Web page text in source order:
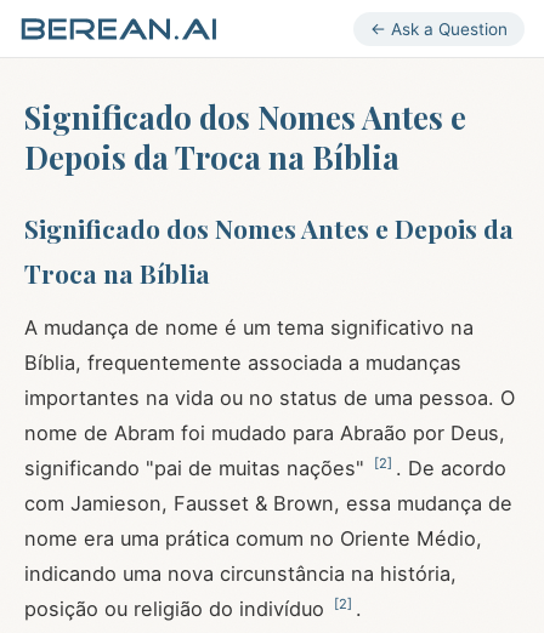
← Ask a Question
Significado dos Nomes Antes e
Depois da Troca na Bíblia
Significado dos Nomes Antes e Depois da
Troca na Bíblia
A mudança de nome é um tema significativo na
Bíblia, frequentemente associada a mudanças
importantes na vida ou no status de uma pessoa. O
nome de Abram foi mudado para Abraão por Deus,
significando "pai de muitas nações"
[2] . De acordo
com Jamieson, Fausset & Brown, essa mudança de
nome era uma prática comum no Oriente Médio,
indicando uma nova circunstância na história,
posição ou religião do indivíduo
[2] .